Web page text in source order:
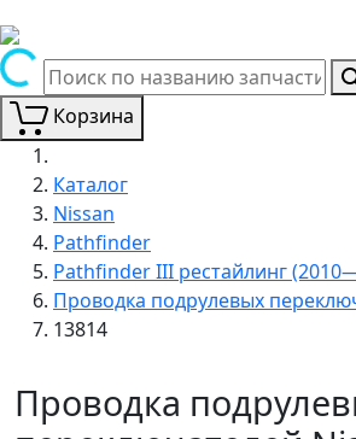
Корзина
Каталог
Nissan
Pathfinder
Pathfinder III рестайлинг
Проводка подрулевых
13814
Проводка